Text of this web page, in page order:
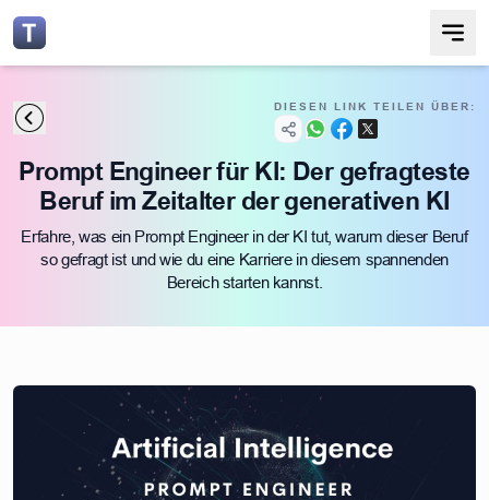
DIESEN LINK TEILEN ÜBER:
Prompt Engineer für KI: Der gefragteste
Beruf im Zeitalter der generativen KI
Erfahre, was ein Prompt Engineer in der KI tut, warum dieser Beruf
so gefragt ist und wie du eine Karriere in diesem spannenden
Bereich starten kannst.